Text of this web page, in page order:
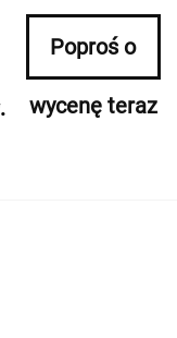
Poproś o
wycenę teraz